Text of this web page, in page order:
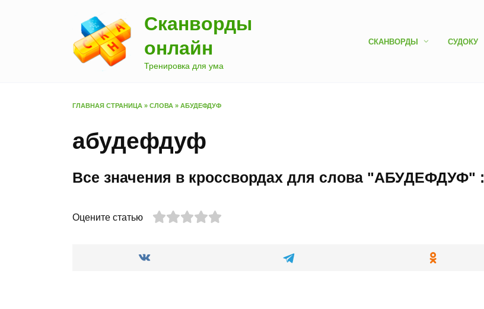
Сканворды
онлайн
Тренировка для ума
СКАНВОРДЫ СУДОКУ
ГЛАВНАЯ СТРАНИЦА » СЛОВА » АБУДЕФДУФ
абудефдуф
Все значения в кроссвордах для слова "АБУДЕФДУФ" :
Оцените статью